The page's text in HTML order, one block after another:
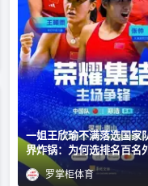
一姐王欣瑜不满落选国家
界炸锅：为何选排名百名
钦文
罗掌柜体育